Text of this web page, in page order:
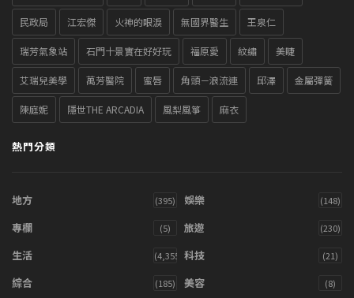
民政局 江宏傑 火神的眼淚 無國界醫生 王泉仁
瑞芳氣象站 石門十景實在好好玩 福原愛 紋繡 美睫
艾瑞兒美學 萬芳醫院 蜜唇 角頭－浪流連 邱澤 金屬彈簧
陳庭妮 隱世THE ARCADIA 風梨風箏 麻衣
熱門分類
地方 (395) 娛樂 (148)
專欄 (5) 旅遊 (230)
生活 (4,355) 科技 (21)
綜合 (185) 美容 (8)